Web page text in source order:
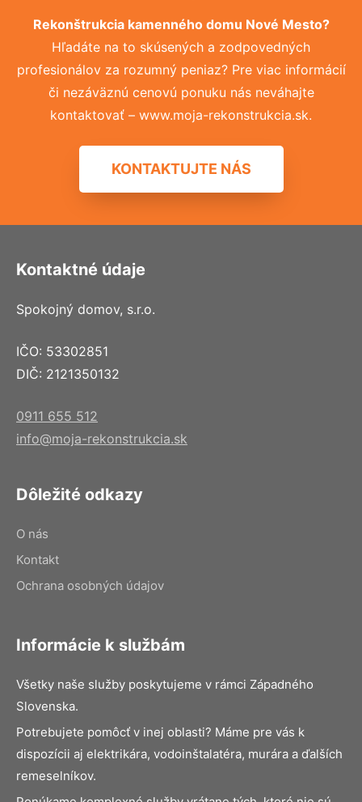
Rekonštrukcia kamenného domu Nové Mesto?
Hľadáte na to skúsených a zodpovedných
profesionálov za rozumný peniaz? Pre viac informácií
či nezáväznú cenovú ponuku nás neváhajte
kontaktovať – www.moja-rekonstrukcia.sk.
KONTAKTUJTE NÁS
Kontaktné údaje
Spokojný domov, s.r.o.
IČO: 53302851
DIČ: 2121350132
0911 655 512
info@moja-rekonstrukcia.sk
Dôležité odkazy
O nás
Kontakt
Ochrana osobných údajov
Informácie k službám
Všetky naše služby poskytujeme v rámci Západného
Slovenska.
Potrebujete pomôcť v inej oblasti? Máme pre vás k
dispozícii aj elektrikára, vodoinštalatéra, murára a ďalších
remeselníkov.